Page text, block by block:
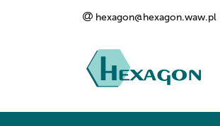
hexagon@hexagon.waw.pl